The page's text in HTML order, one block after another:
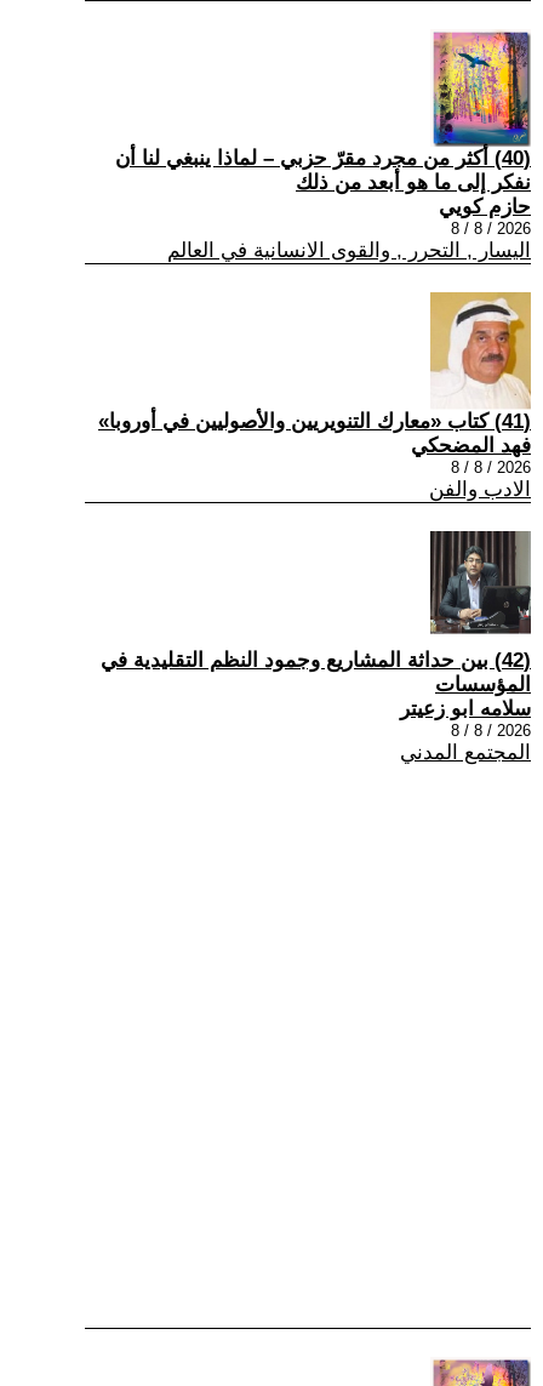
(40) أكثر من مجرد مقرّ حزبي – لماذا ينبغي لنا أن
نفكر إلى ما هو أبعد من ذلك
حازم كويي
2026 / 8 / 8
اليسار , التحرر , والقوى الانسانية في العالم
(41) كتاب «معارك التنويريين والأصوليين في أوروبا»
فهد المضحكي
2026 / 8 / 8
الادب والفن
(42) بين حداثة المشاريع وجمود النظم التقليدية في
المؤسسات
سلامه ابو زعيتر
2026 / 8 / 8
المجتمع المدني